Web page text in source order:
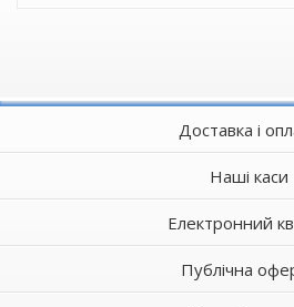
Доставка і
Наші каси
Електронний
Публічна